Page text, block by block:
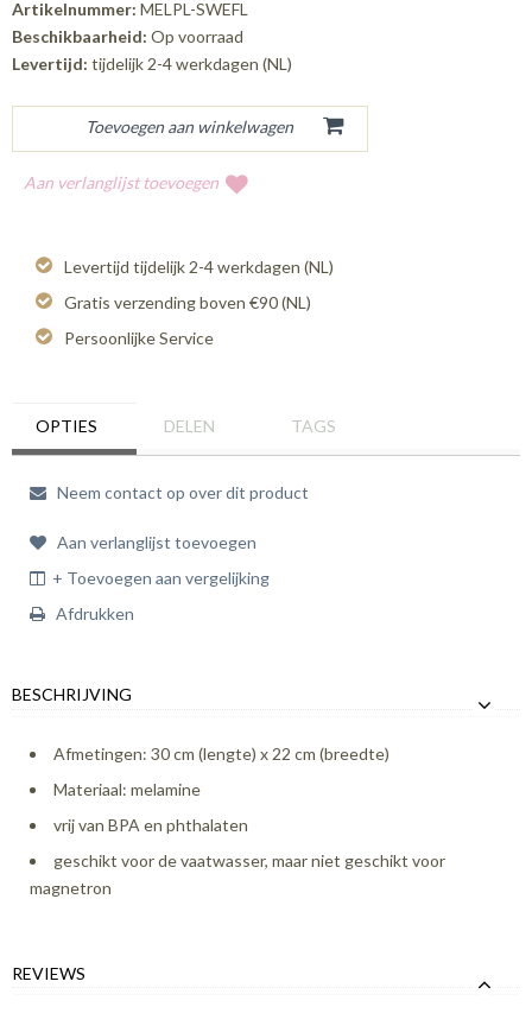
Artikelnummer: MELPL-SWEFL
Beschikbaarheid: Op voorraad
Levertijd: tijdelijk 2-4 werkdagen (NL)
Aan verlanglijst toevoegen
Levertijd tijdelijk 2-4 werkdagen (NL)
Gratis verzending boven €90 (NL)
Persoonlijke Service
OPTIES DELEN TAGS
Neem contact op over dit product
Aan verlanglijst toevoegen
+ Toevoegen aan vergelijking
Afdrukken
BESCHRIJVING
Afmetingen: 30 cm (lengte) x 22 cm (breedte)
Materiaal: melamine
vrij van BPA en phthalaten
geschikt voor de vaatwasser, maar niet geschikt voor
magnetron
REVIEWS